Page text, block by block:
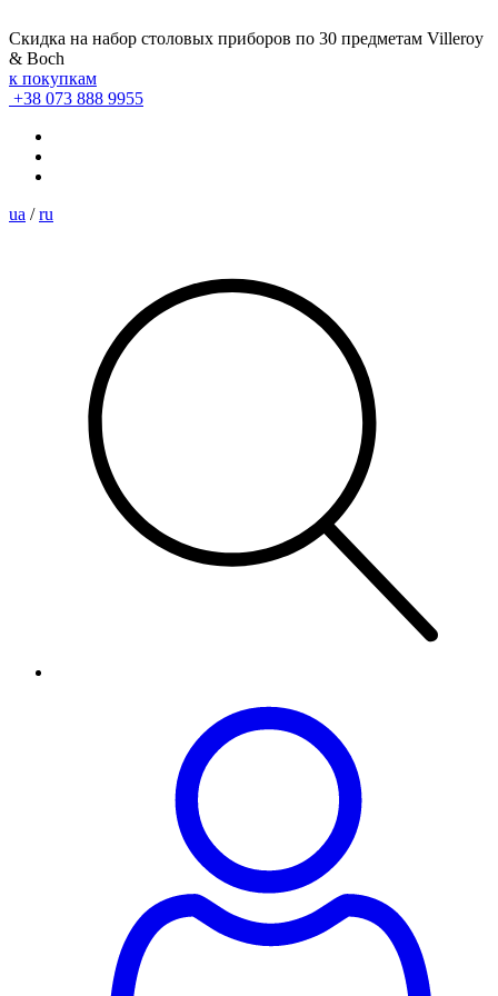
Скидка на набор столовых приборов по 30 предметам Villeroy
& Boch
к покупкам
+38 073 888 9955
ua / ru